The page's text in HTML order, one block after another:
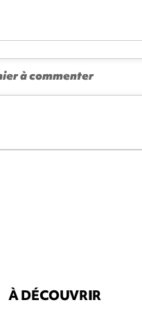
À DÉCOUVRIR